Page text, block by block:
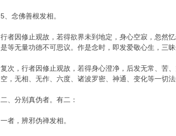
5、念佛善根发相。
行者因修止观故，若得欲界未到地定，身心空寂，忽然
是等无量功德不可思议。作是念时，即发爱敬心生，三
复次，行者因修止观故，若得身心澄净，后发无常、苦
空，无相、无作、六度、诸波罗密、神通、变化等一切
二、分别真伪者。有二：
一者，辨邪伪禅发相。